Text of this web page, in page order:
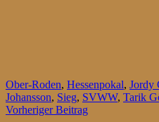
Ober-Roden, Hessenpokal, Jordy
Johansson, Sieg, SVWW, Tarik
Beitragsnavigation
Vorheriger Beitrag